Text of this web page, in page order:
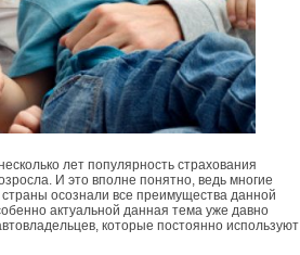
лет популярность страхования
И это вполне понятно, ведь многие
осознали все преимущества данной
актуальной данная тема уже давно
которые постоянно используют